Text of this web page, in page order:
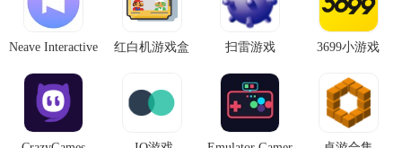
Neave Interactive 红白机游戏盒 扫雷游戏 3699小游戏